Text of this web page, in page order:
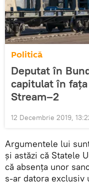
Politică
Deputat în
capitulat în fața
Stream–2
12 Decembrie 2019,
Argumentele lui
și astăzi că Statele
că absența unor
s-ar datora exclusiv